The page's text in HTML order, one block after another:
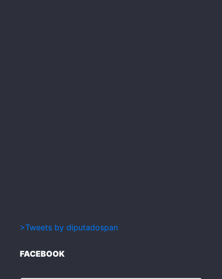
>Tweets by diputadospan
FACEBOOK